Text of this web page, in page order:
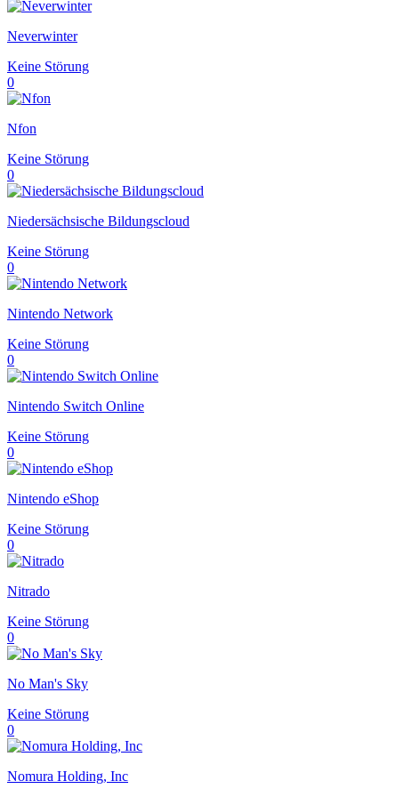
Neverwinter
Keine Störung
0
Nfon
Keine Störung
0
Niedersächsische Bildungscloud
Keine Störung
0
Nintendo Network
Keine Störung
0
Nintendo Switch Online
Keine Störung
0
Nintendo eShop
Keine Störung
0
Nitrado
Keine Störung
0
No Man's Sky
Keine Störung
0
Nomura Holding, Inc